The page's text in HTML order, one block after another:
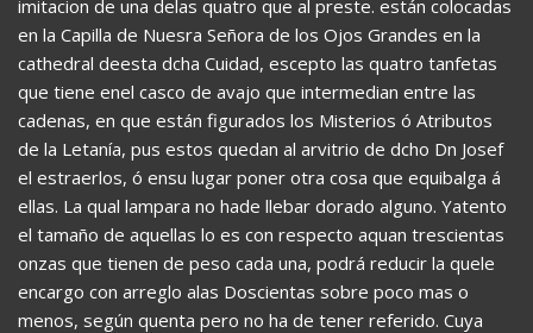
imitacion de una delas quatro que al preste. están colocadas
en la Capilla de Nuesra Señora de los Ojos Grandes en la
cathedral deesta dcha Cuidad, escepto las quatro tanfetas
que tiene enel casco de avajo que intermedian entre las
cadenas, en que están figurados los Misterios ó Atributos
de la Letanía, pus estos quedan al arvitrio de dcho Dn Josef
el estraerlos, ó ensu lugar poner otra cosa que equibalga á
ellas. La qual lampara no hade llebar dorado alguno. Yatento
el tamaño de aquellas lo es con respecto aquan trescientas
onzas que tienen de peso cada una, podrá reducir la quele
encargo con arreglo alas Doscientas sobre poco mas o
menos, según quenta pero no ha de tener referido. Cuya